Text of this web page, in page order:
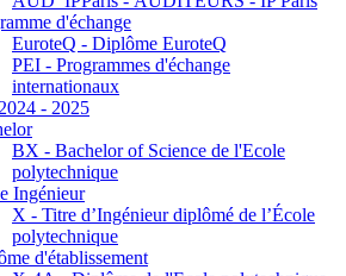
d'échange
EuroteQ - Diplôme EuroteQ
PEI - Programmes d'échange
internationaux
- 2025
BX - Bachelor of Science de l'Ecole
polytechnique
Ingénieur
X - Titre d’Ingénieur diplômé de l’École
polytechnique
d'établissement